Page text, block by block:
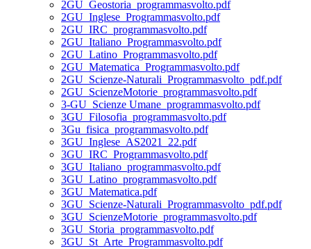
2GU_Geostoria_programmasvolto.pdf
2GU_Inglese_Programmasvolto.pdf
2GU_IRC_programmasvolto.pdf
2GU_Italiano_Programmasvolto.pdf
2GU_Latino_Programmasvolto.pdf
2GU_Matematica_Programmasvolto.pdf
2GU_Scienze-Naturali_Programmasvolto_pdf.pdf
2GU_ScienzeMotorie_programmasvolto.pdf
3-GU_Scienze Umane_programmasvolto.pdf
3GU_Filosofia_programmasvolto.pdf
3Gu_fisica_programmasvolto.pdf
3GU_Inglese_AS2021_22.pdf
3GU_IRC_Programmasvolto.pdf
3GU_Italiano_programmasvolto.pdf
3GU_Latino_programmasvolto.pdf
3GU_Matematica.pdf
3GU_Scienze-Naturali_Programmasvolto_pdf.pdf
3GU_ScienzeMotorie_programmasvolto.pdf
3GU_Storia_programmasvolto.pdf
3GU_St_Arte_Programmasvolto.pdf